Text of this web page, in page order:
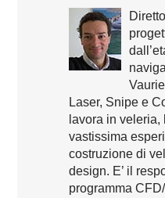
Laser, Snipe e
lavora in
vastissima
costruzione di
design. E’ il
programma